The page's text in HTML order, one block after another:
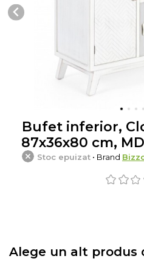
Bufet inferior,
87x36x80 cm,
Stoc epuizat • Brand
Alege un alt produs